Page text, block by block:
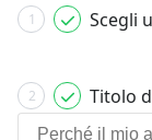
1 Scegli
2 Titolo